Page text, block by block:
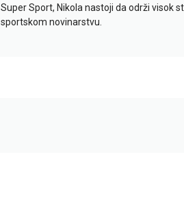
Super Sport, Nikola nastoji da održi visok
sportskom novinarstvu.